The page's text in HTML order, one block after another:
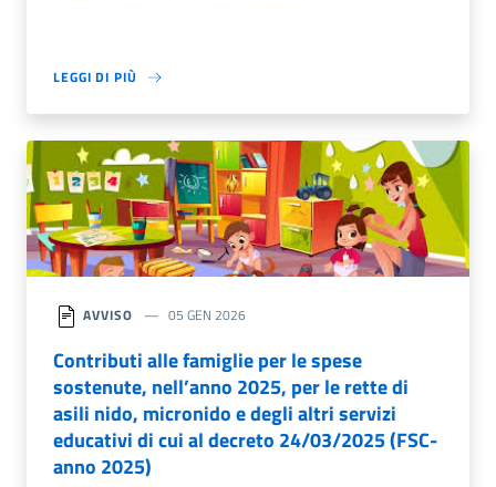
LEGGI DI PIÙ
AVVISO 05 GEN 2026
Contributi alle famiglie per le spese
sostenute, nell’anno 2025, per le rette di
asili nido, micronido e degli altri servizi
educativi di cui al decreto 24/03/2025 (FSC-
anno 2025)